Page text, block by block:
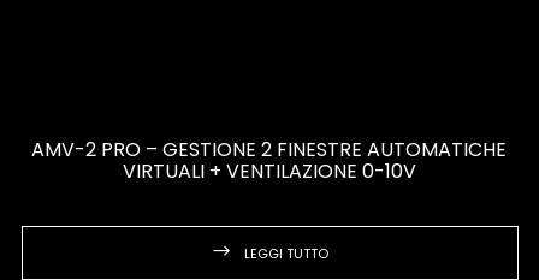
AMV-2 PRO – GESTIONE 2 FINESTRE AUTOMATICHE
VIRTUALI + VENTILAZIONE 0-10V
LEGGI TUTTO